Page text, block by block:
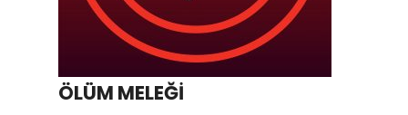
ÖLÜM MELEĞİ